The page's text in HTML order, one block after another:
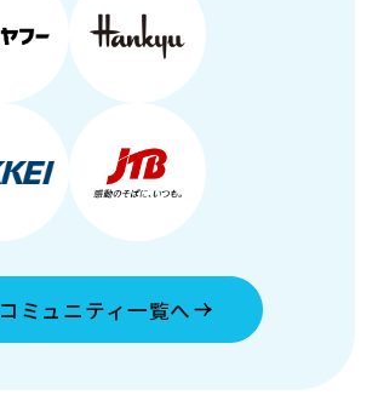
コミュニティ一覧へ